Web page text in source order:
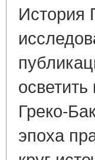
История
Греко-
эпоха